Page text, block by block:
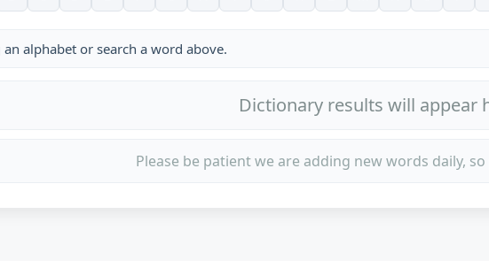
alphabet or search a word above.
Dictionary results will appear
Please be patient we are adding new words daily,